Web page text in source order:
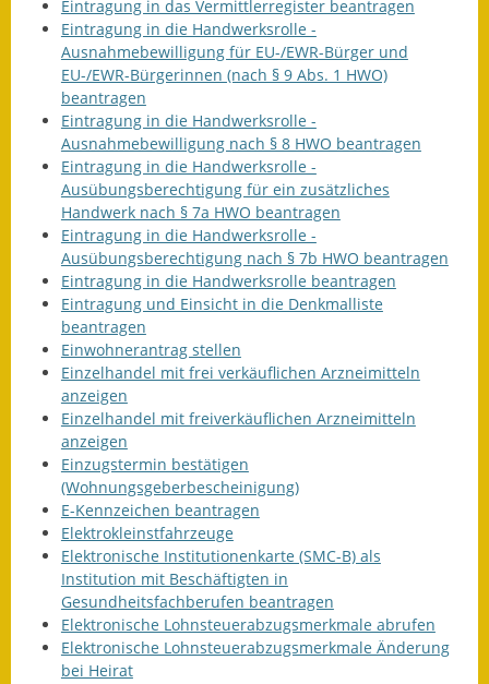
Eintragung in das Vermittlerregister beantragen
Eintragung in die Handwerksrolle -
Ausnahmebewilligung für EU-/EWR-Bürger und
EU-/EWR-Bürgerinnen (nach § 9 Abs. 1 HWO)
beantragen
Eintragung in die Handwerksrolle -
Ausnahmebewilligung nach § 8 HWO beantragen
Eintragung in die Handwerksrolle -
Ausübungsberechtigung für ein zusätzliches
Handwerk nach § 7a HWO beantragen
Eintragung in die Handwerksrolle -
Ausübungsberechtigung nach § 7b HWO beantragen
Eintragung in die Handwerksrolle beantragen
Eintragung und Einsicht in die Denkmalliste
beantragen
Einwohnerantrag stellen
Einzelhandel mit frei verkäuflichen Arzneimitteln
anzeigen
Einzelhandel mit freiverkäuflichen Arzneimitteln
anzeigen
Einzugstermin bestätigen
(Wohnungsgeberbescheinigung)
E-Kennzeichen beantragen
Elektrokleinstfahrzeuge
Elektronische Institutionenkarte (SMC-B) als
Institution mit Beschäftigten in
Gesundheitsfachberufen beantragen
Elektronische Lohnsteuerabzugsmerkmale abrufen
Elektronische Lohnsteuerabzugsmerkmale Änderung
bei Heirat